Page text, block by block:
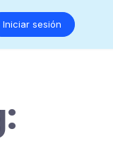
Iniciar sesión